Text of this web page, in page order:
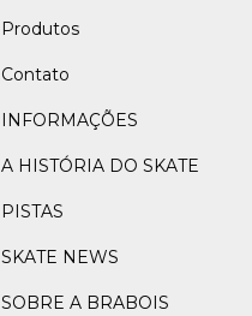
Produtos
Contato
INFORMAÇÕES
A HISTÓRIA DO SKATE
PISTAS
SKATE NEWS
SOBRE A BRABOIS